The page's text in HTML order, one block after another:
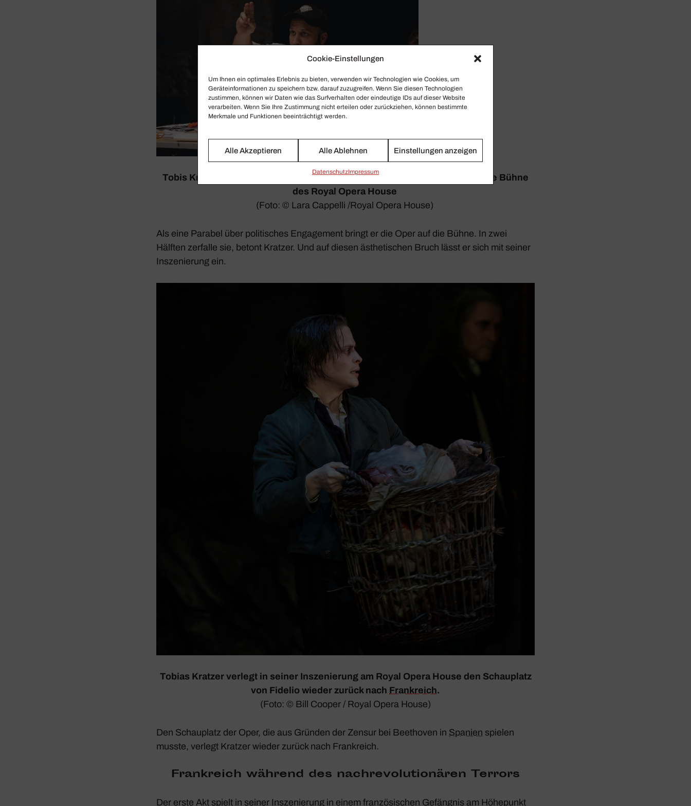
Cookie-Einstellungen
Um Ihnen ein optimales Erlebnis zu bieten, verwenden wir Technologien wie Cookies, um
Geräteinformationen zu speichern bzw. darauf zuzugreifen. Wenn Sie diesen Technologien
zustimmen, können wir Daten wie das Surfverhalten oder eindeutige IDs auf dieser Website
verarbeiten. Wenn Sie Ihre Zustimmung nicht erteilen oder zurückziehen, können bestimmte
Merkmale und Funktionen beeinträchtigt werden.
Alle Akzeptieren Alle Ablehnen Einstellungen anzeigen
Daten­schutzImpressum
Tobis Kratzer bringt
als Parabel über poli­ti­sches Enga­ge­ment auf die Bühne
des Royal Opera House
(Foto: © Lara Cappelli /​Royal Opera House)
Als eine Parabel über poli­ti­sches Enga­ge­ment bringt er die Oper auf die Bühne. In zwei
Hälften zerfalle sie, betont Kratzer. Und auf diesen ästhe­ti­schen Bruch lässt er sich mit seiner
Insze­nie­rung ein.
Tobias Kratzer verlegt in seiner Insze­nie­rung am Royal Opera House den Schau­platz
von Fidelio wieder zurück nach Frank­reich.
(Foto: © Bill Cooper / Royal Opera House)
Den Schau­platz der Oper, die aus Gründen der Zensur bei Beet­hoven in Spanien spielen
musste, verlegt Kratzer wieder zurück nach Frank­reich.
Frank­reich während des nach­re­vo­lu­tio­nären Terrors
Der erste Akt spielt in seiner Insze­nie­rung in einem fran­zö­si­schen Gefängnis am Höhe­punkt